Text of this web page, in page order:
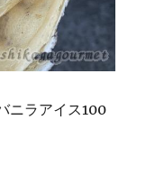
ニラアイス100